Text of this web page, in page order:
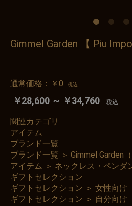
Gimmel Garden 【 Piu
通常価格： ￥0 税込
￥28,600 ～ ￥34,760 税込
関連カテゴリ
アイテム
ブランド一覧
ブランド一覧 ＞ Gimmel Garden
アイテム ＞ ネックレス・ペンダ
ギフトセレクション
ギフトセレクション ＞ 女性向け
ギフトセレクション ＞ 自分向け